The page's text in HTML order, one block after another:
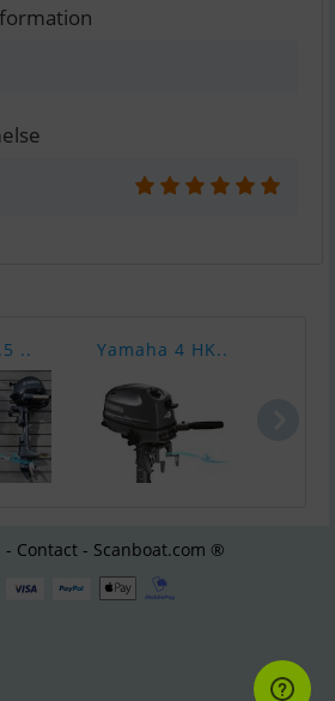
.. Yamaha 4 HK..
Contact - Scanboat.com ®